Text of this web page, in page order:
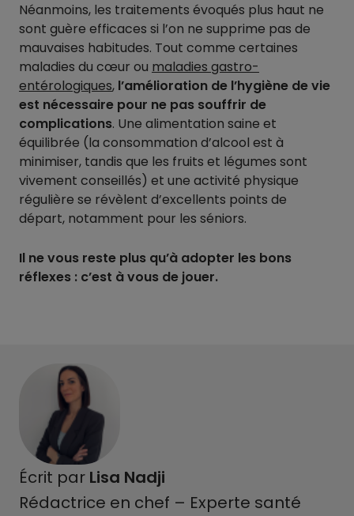
Néanmoins, les traitements évoqués plus haut ne
sont guère efficaces si l’on ne supprime pas de
mauvaises habitudes. Tout comme certaines
maladies du cœur ou maladies gastro-
entérologiques, l’amélioration de l’hygiène de vie
est nécessaire pour ne pas souffrir de
complications. Une alimentation saine et
équilibrée (la consommation d’alcool est à
minimiser, tandis que les fruits et légumes sont
vivement conseillés) et une activité physique
régulière se révèlent d’excellents points de
départ, notamment pour les séniors.
Il ne vous reste plus qu’à adopter les bons
réflexes : c’est à vous de jouer.
Écrit par Lisa Nadji
Rédactrice en chef – Experte santé